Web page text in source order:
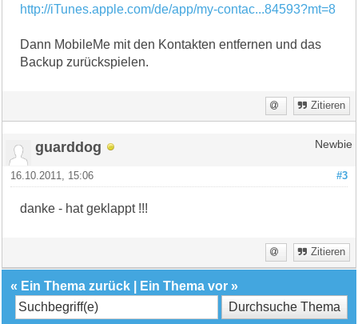
http://iTunes.apple.com/de/app/my-contac...84593?mt=8
Dann MobileMe mit den Kontakten entfernen und das
Backup zurückspielen.
Zitieren
guarddog Newbie
#3
16.10.2011, 15:06
danke - hat geklappt !!!
Zitieren
« Ein Thema zurück Ein Thema vor »